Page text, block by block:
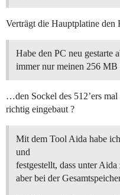
Verträgt die Hauptplatine den
Habe den PC neu gestarte
immer nur meinen 256 MB
…den Sockel des 512’ers mal
richtig eingebaut ?
Mit dem Tool Aida habe
und
festgestellt, dass unter
aber bei der